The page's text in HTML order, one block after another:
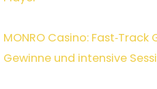
MONRO Casino:
Gewinne und intensive